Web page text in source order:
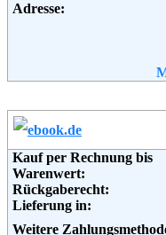
Adresse:
Soziale Kanäle:
Weiterführende
Informationen:
Kauf per Rechnung bis
Warenwert:
Rückgaberecht:
Lieferung in:
Weitere